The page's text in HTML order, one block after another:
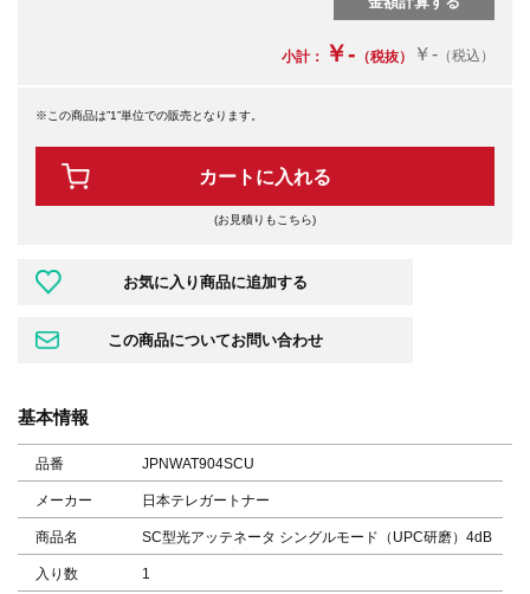
小計： ￥- （税抜） ￥- （税込）
※この商品は”1”単位での販売となります。
カートに入れる
(お見積りもこちら)
基本情報
品番 JPNWAT904SCU
メーカー 日本テレガートナー
商品名 SC型光アッテネータ シングルモード（UPC研磨）4dB
入り数 1